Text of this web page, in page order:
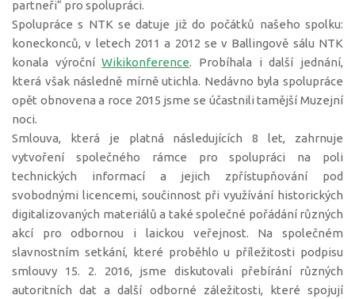
partneři“ pro spolupráci.
Spolupráce s NTK se datuje již do počátků našeho spolku:
koneckonců, v letech 2011 a 2012 se v Ballingově sálu NTK
konala výročníWikikonference. Probíhala i další jednání,
která však následně mírně utichla. Nedávno byla spolupráce
opět obnovena a roce 2015 jsme se účastnili tamější Muzejní
noci.
Smlouva, která je platná následujících 8 let, zahrnuje
vytvoření společného rámce pro spolupráci na poli
technických informací a jejich zpřístupňování pod
svobodnými licencemi, součinnost při využívání historických
digitalizovaných materiálů a také společné pořádání různých
akcí pro odbornou i laickou veřejnost. Na společném
slavnostním setkání, které proběhlo u příležitosti podpisu
smlouvy 15. 2. 2016, jsme diskutovali přebírání různých
autoritních dat a další odborné záležitosti, které spojují